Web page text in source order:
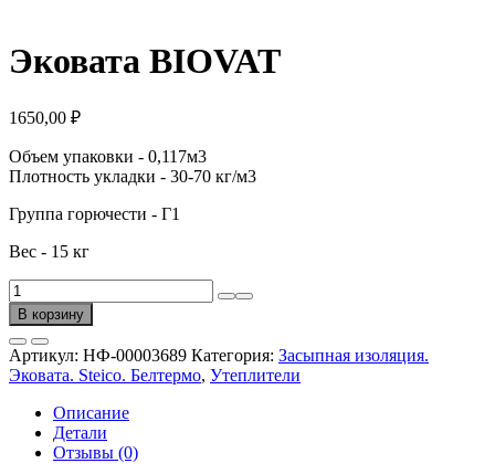
Эковата BIOVAT
1650,00 ₽
Объем упаковки - 0,117м3
Плотность укладки - 30-70 кг/м3
Группа горючести - Г1
Вес - 15 кг
Количество
товара
Эковата
BIOVAT
В корзину
Артикул: НФ-00003689 Категория: Засыпная изоляция.
Эковата. Steico. Белтермо, Утеплители
Описание
Детали
Отзывы (0)